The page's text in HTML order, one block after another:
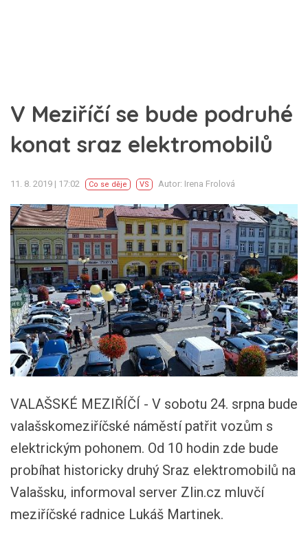
V Meziříčí se bude podruhé
konat sraz elektromobilů
11. 8. 2019 | 17:02 Co se děje VS Autor: Irena Frolová
VALAŠSKÉ MEZIŘÍČÍ - V sobotu 24. srpna bude
valašskomeziříčské náměstí patřit vozům s
elektrickým pohonem. Od 10 hodin zde bude
probíhat historicky druhý Sraz elektromobilů na
Valašsku, informoval server Zlin.cz mluvčí
meziříčské radnice Lukáš Martinek.